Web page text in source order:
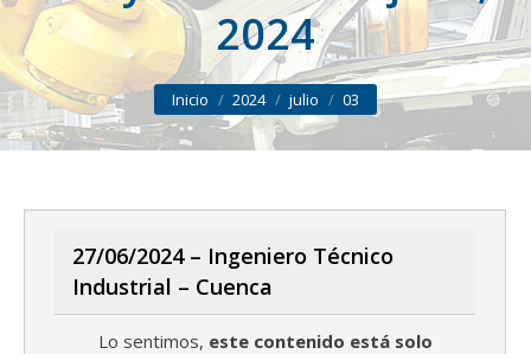
2024
You are here:
Inicio 2024 julio 03
27/06/2024 – Ingeniero Técnico
Industrial – Cuenca
Lo sentimos, este contenido está solo